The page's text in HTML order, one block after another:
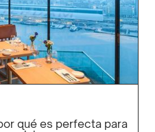
qué es perfecta para